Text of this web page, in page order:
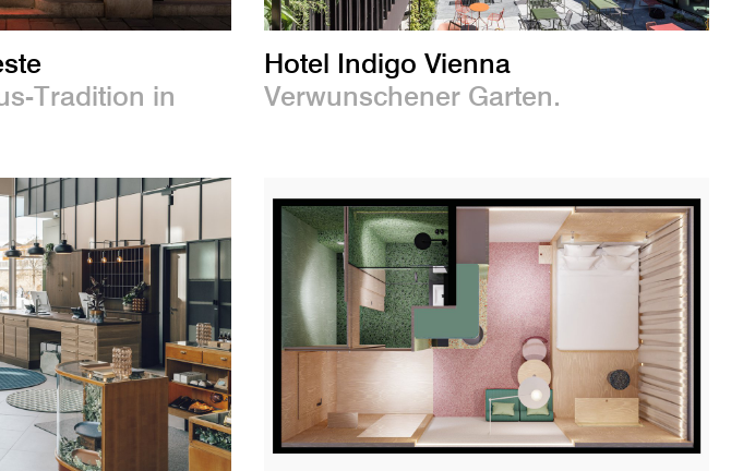
Tradition in
Hotel Indigo Vienna
Verwunschener Garten.